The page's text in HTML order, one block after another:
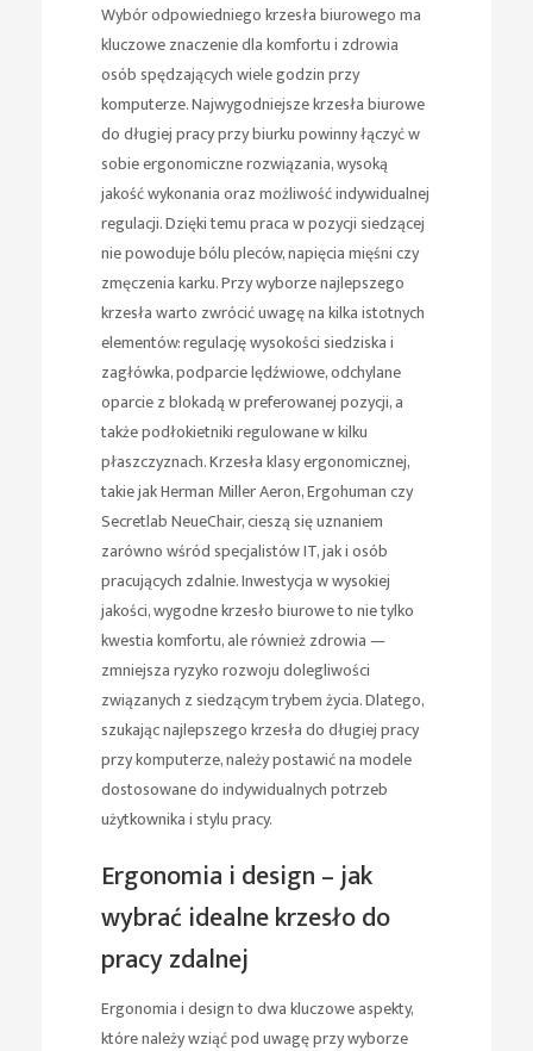
Wybór odpowiedniego krzesła biurowego ma
kluczowe znaczenie dla komfortu i zdrowia
osób spędzających wiele godzin przy
komputerze. Najwygodniejsze krzesła biurowe
do długiej pracy przy biurku powinny łączyć w
sobie ergonomiczne rozwiązania, wysoką
jakość wykonania oraz możliwość indywidualnej
regulacji. Dzięki temu praca w pozycji siedzącej
nie powoduje bólu pleców, napięcia mięśni czy
zmęczenia karku. Przy wyborze najlepszego
krzesła warto zwrócić uwagę na kilka istotnych
elementów: regulację wysokości siedziska i
zagłówka, podparcie lędźwiowe, odchylane
oparcie z blokadą w preferowanej pozycji, a
także podłokietniki regulowane w kilku
płaszczyznach. Krzesła klasy ergonomicznej,
takie jak Herman Miller Aeron, Ergohuman czy
Secretlab NeueChair, cieszą się uznaniem
zarówno wśród specjalistów IT, jak i osób
pracujących zdalnie. Inwestycja w wysokiej
jakości, wygodne krzesło biurowe to nie tylko
kwestia komfortu, ale również zdrowia —
zmniejsza ryzyko rozwoju dolegliwości
związanych z siedzącym trybem życia. Dlatego,
szukając najlepszego krzesła do długiej pracy
przy komputerze, należy postawić na modele
dostosowane do indywidualnych potrzeb
użytkownika i stylu pracy.
Ergonomia i design – jak
wybrać idealne krzesło do
pracy zdalnej
Ergonomia i design to dwa kluczowe aspekty,
które należy wziąć pod uwagę przy wyborze